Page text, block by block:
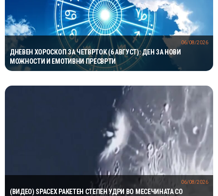
ДНЕВЕН ХОРОСКОП ЗА ЧЕТВРТОК (6 АВГУСТ): ДЕН ЗА НОВИ
МОЖНОСТИ И ЕМОТИВНИ ПРЕСВРТИ
06/08/2026
(ВИДЕО) SPACEX РАКЕТЕН СТЕПЕН УДРИ ВО МЕСЕЧИНАТА СО
06/08/2026